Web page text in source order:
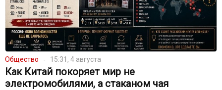
Общество 15:31, 4 августа
Как Китай покоряет мир не
электромобилями, а стаканом чая